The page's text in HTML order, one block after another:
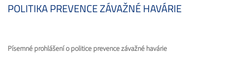
POLITIKA PREVENCE ZÁVAŽNÉ HAVÁRIE
Písemné prohlášení o politice prevence závažné havárie